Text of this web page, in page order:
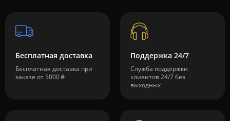
Бесплатная доставка
Бесплатная доставка при
заказе от 5000 ₴
Поддержка 24/7
Служба поддержки
клиентов 24/7 без
выходных